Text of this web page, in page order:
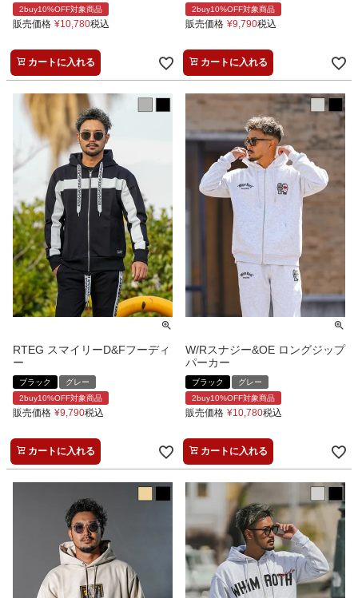
2buy10%OFF対象商品
販売価格 ¥10,780税込
カートに入れる
2buy10%OFF対象商品
販売価格 ¥9,790税込
カートに入れる
RTEG スマイリーD&Fフーディ
ー
ブラック
グレー
2buy10%OFF対象商品
販売価格 ¥9,790税込
カートに入れる
W/Rスナジー&OE ロングジップ
パーカー
ブラック
グレー
2buy10%OFF対象商品
販売価格 ¥10,780税込
カートに入れる